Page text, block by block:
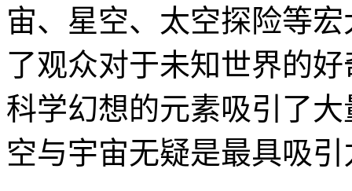
宙、星空、太空探险等
了观众对于未知世界的
科学幻想的元素吸引了
空与宇宙无疑是最具吸